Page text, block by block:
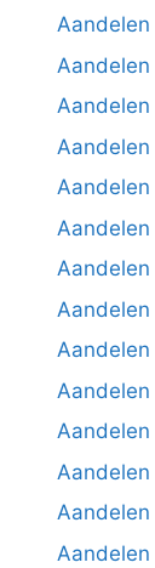
Aandelen
Aandelen
Aandelen
Aandelen
Aandelen
Aandelen